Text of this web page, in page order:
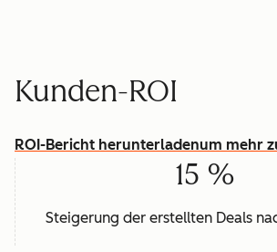
Kunden-ROI
ROI-Bericht herunterladenum mehr
15 %
Steigerung der erstellten Deals